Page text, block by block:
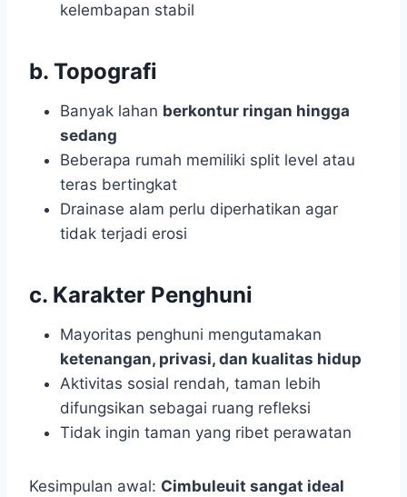
kelembapan stabil
b. Topografi
Banyak lahan berkontur ringan hingga
sedang
Beberapa rumah memiliki split level atau
teras bertingkat
Drainase alam perlu diperhatikan agar
tidak terjadi erosi
c. Karakter Penghuni
Mayoritas penghuni mengutamakan
ketenangan, privasi, dan kualitas hidup
Aktivitas sosial rendah, taman lebih
difungsikan sebagai ruang refleksi
Tidak ingin taman yang ribet perawatan
Kesimpulan awal: Cimbuleuit sangat ideal